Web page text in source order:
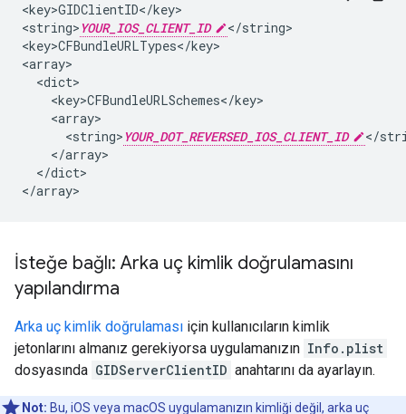
<key>GIDClientID</key>
<string> YOUR_IOS_CLIENT_ID
</string>
<key>CFBundleURLTypes</key>
<array>
  <dict>
    <key>CFBundleURLSchemes</key>
    <array>
      <string>
YOUR_DOT_REVERSED_IOS_CLIENT_ID
</
    </array>
  </dict>
</array>
İsteğe bağlı: Arka uç kimlik doğrulamasını
yapılandırma
Arka uç kimlik doğrulaması için kullanıcıların kimlik
jetonlarını almanız gerekiyorsa uygulamanızın Info.plist
dosyasında GIDServerClientID anahtarını da ayarlayın.
Not: Bu, iOS veya macOS uygulamanızın kimliği değil, arka uç